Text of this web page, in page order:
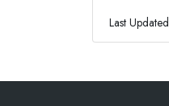
Last Updated